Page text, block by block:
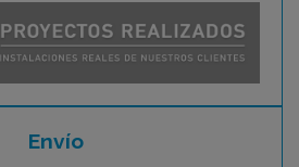
Envío